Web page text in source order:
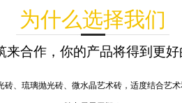
为什么选择我们
来合作，你的产品将得到更
砖、琉璃抛光砖、微水晶艺术砖，适度结合艺